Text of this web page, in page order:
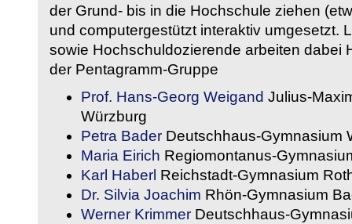
der Grund- bis in die Hochschule ziehen
und computergestützt interaktiv umgesetzt.
sowie Hochschuldozierende arbeiten dabei
der Pentagramm-Gruppe
Prof. Hans-Georg Weigand Julius-
Würzburg
Petra Bader Deutschhaus-Gymnasium
Maria Eirich Regiomontanus-
Karl Haberl Reichstadt-Gymnasium
Dr. Silvia Joachim Rhön-Gymnasium
Werner Krimmer Deutschhaus-